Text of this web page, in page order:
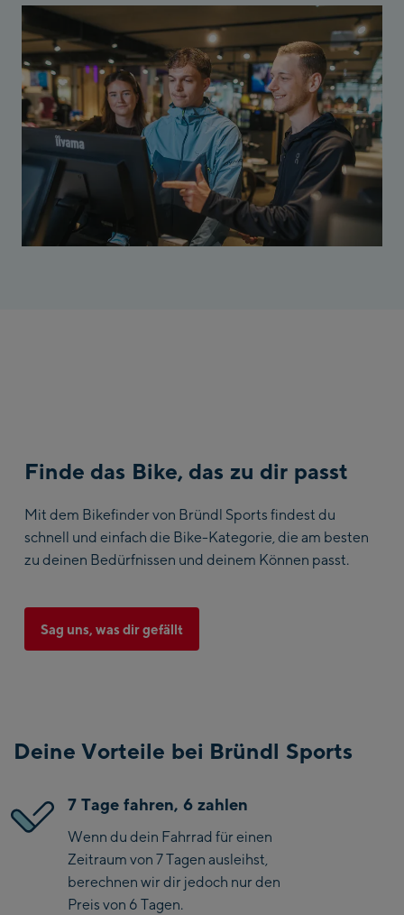
Finde das Bike, das zu dir passt
Mit dem Bikefinder von Bründl Sports findest du
schnell und einfach die Bike-Kategorie, die am besten
zu deinen Bedürfnissen und deinem Können passt.
Sag uns, was dir gefällt
Deine Vorteile bei Bründl Sports
7 Tage fahren, 6 zahlen
Wenn du dein Fahrrad für einen
Zeitraum von 7 Tagen ausleihst,
berechnen wir dir jedoch nur den
Preis von 6 Tagen.